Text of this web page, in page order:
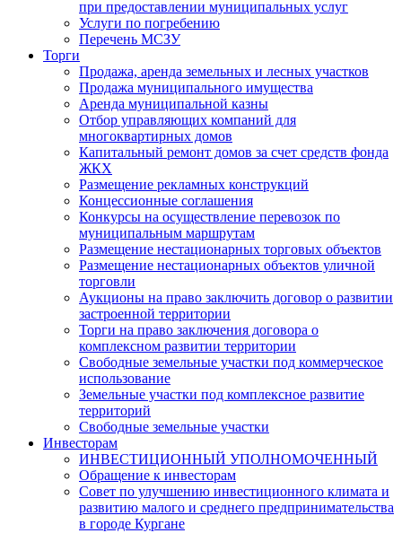
при предоставлении муниципальных услуг
Услуги по погребению
Перечень МСЗУ
Торги
Продажа, аренда земельных и лесных участков
Продажа муниципального имущества
Аренда муниципальной казны
Отбор управляющих компаний для
многоквартирных домов
Капитальный ремонт домов за счет средств фонда
ЖКХ
Размещение рекламных конструкций
Концессионные соглашения
Конкурсы на осуществление перевозок по
муниципальным маршрутам
Размещение нестационарных торговых объектов
Размещение нестационарных объектов уличной
торговли
Аукционы на право заключить договор о развитии
застроенной территории
Торги на право заключения договора о
комплексном развитии территории
Свободные земельные участки под коммерческое
использование
Земельные участки под комплексное развитие
территорий
Свободные земельные участки
Инвесторам
ИНВЕСТИЦИОННЫЙ УПОЛНОМОЧЕННЫЙ
Обращение к инвесторам
Совет по улучшению инвестиционного климата и
развитию малого и среднего предпринимательства
в городе Кургане